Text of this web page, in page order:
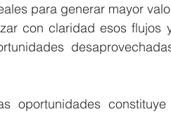
para generar mayor
con claridad esos
oportunidades